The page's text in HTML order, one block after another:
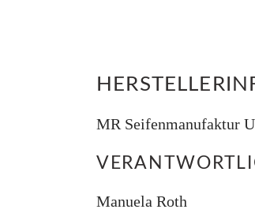
MR Seifenmanufaktur
Manuela Roth